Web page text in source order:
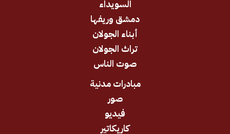
دمشق وريفها
أبناء الجولان
تراث الجولان
صوت الناس
مبادرات مدنية